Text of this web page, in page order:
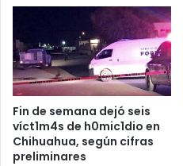
Fin de semana dejó seis
víct1m4s de h0mic1dio en
Chihuahua, según cifras
preliminares